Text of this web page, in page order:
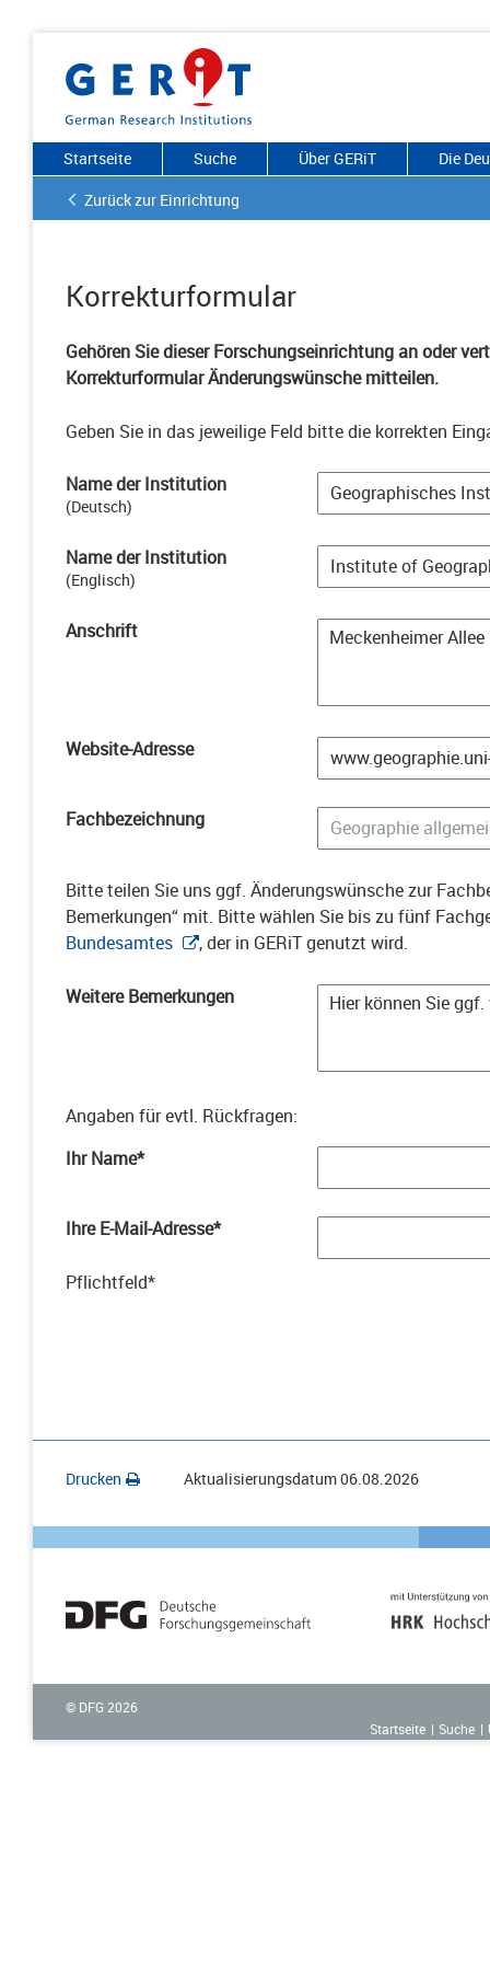
Startseite Suche Über GERiT
Die
Zurück zur Einrichtung
Korrekturformular
Gehören Sie dieser Forschungseinrichtung an oder
Korrekturformular Änderungswünsche mitteilen.
Geben Sie in das jeweilige Feld bitte die korrekten
Name der Institution
(Deutsch)
Name der Institution
(Englisch)
Anschrift
Website-Adresse
Fachbezeichnung
Bitte teilen Sie uns ggf. Änderungswünsche zur
Bemerkungen“ mit. Bitte wählen Sie bis zu fünf
Bundesamtes
, der in GERiT genutzt wird.
Weitere Bemerkungen
Angaben für evtl. Rückfragen:
Ihr Name*
Ihre E-Mail-Adresse*
Pflichtfeld*
Drucken Aktualisierungsdatum06.08.2026
© DFG 2026
Startseite
Suche